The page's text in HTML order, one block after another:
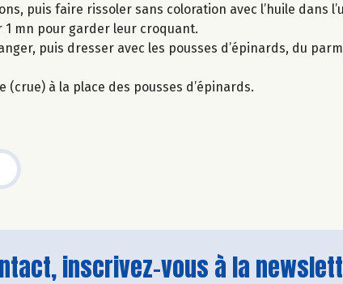
puis faire rissoler sans coloration avec l’huile dans
1 mn pour garder leur croquant.
puis dresser avec les pousses d’épinards, du
à la place des pousses d’épinards.
inscrivez-vous à la